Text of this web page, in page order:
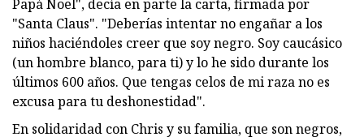
Papá Noel", decía en parte la carta, firmada por
"Santa Claus". "Deberías intentar no engañar a los
niños haciéndoles creer que soy negro. Soy caucásico
(un hombre blanco, para ti) y lo he sido durante los
últimos 600 años. Que tengas celos de mi raza no es
excusa para tu deshonestidad".
En solidaridad con Chris y su familia, que son negros,